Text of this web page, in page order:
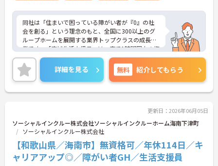
同社は「住まいで困っている障がい者が『0』の社
会を創る」という理念のもと、全国に300以上のグ
ループホームを展開する業界トップクラスの成長企
業です。「広域生活支援員」は、車で1時間圏内の複
数施設を横断的に担当し、現場支援とパートスタッ
フのサポートを行うハイクラスなポジションです。
最新設備とバリアフリーが完備され、スタッフの身
体的負担が少なく、広域手当5万円が付与されるこ
とで高い給与水準を実現しています。年間休日114
効率化など、ワークライフバランスを保ちながら定
年70歳まで長期的に活躍できる制度が盤石に整って
います。複数施設を経験することで培われるマネジ
メント視点は、将来的なエリアマネージャーへのキ
ャリアアップにも直結しており、最新の環境で専門
性を発揮したいプロフェッショナルの方にお勧めで
す。
詳細を見る 無料 紹介してもらう
更新日：2026年06月05日
ソーシャルインクルー株式会社ソーシャルインクルーホーム海南下津町
ソーシャルインクルー株式会社
【和歌山県／海南市】無資格可／年休114日／キ
ャリアアップ◎／障がい者GH／生活支援員